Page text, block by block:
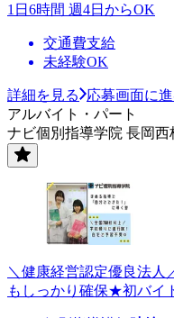
1日6時間 週4日からOK
交通費支給
未経験OK
詳細を見る
応募画面に
アルバイト・パート
ナビ個別指導学院 長岡西
＼健康経営認定優良法人
もしっかり確保★初バイ